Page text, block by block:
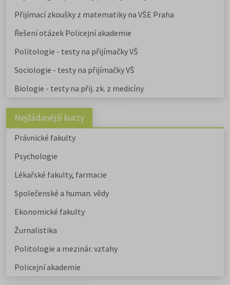
Přijímací zkoušky z matematiky na VŠE Praha
Řešení otázek Policejní akademie
Politologie - testy na přijímačky VŠ
Sociologie - testy na přijímačky VŠ
Biologie - testy na přij. zk. z medicíny
Nejžádanější kurzy
Právnické fakulty
Psychologie
Lékařské fakulty, farmacie
Společenské a human. vědy
Ekonomické fakulty
Žurnalistika
Politologie a mezinár. vztahy
Policejní akademie